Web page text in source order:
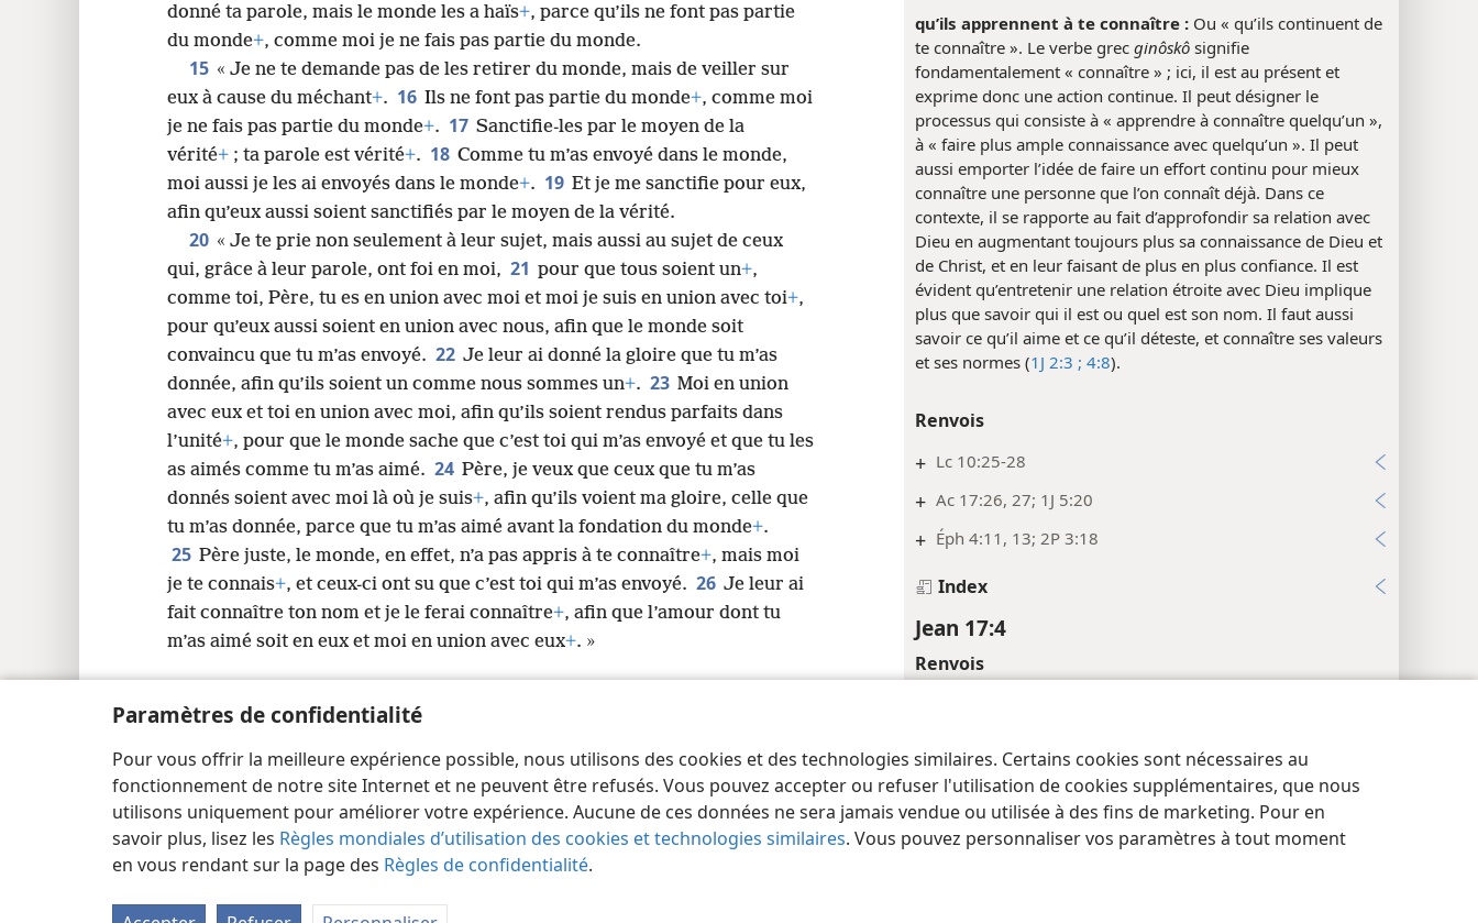
Paramètres de confidentialité
Pour vous offrir la meilleure expérience possible, nous utilisons des cookies et des technologies similaires. Certains cookies sont nécessaires au
fonctionnement de notre site Internet et ne peuvent être refusés. Vous pouvez accepter ou refuser l'utilisation de cookies supplémentaires, que nous
utilisons uniquement pour améliorer votre expérience. Aucune de ces données ne sera jamais vendue ou utilisée à des fins de marketing. Pour en
savoir plus, lisez les Règles mondiales d’utilisation des cookies et technologies similaires. Vous pouvez personnaliser vos paramètres à tout moment
en vous rendant sur la page des Règles de confidentialité.
qu’ils apprennent à te connaître : Ou « qu’ils continuent de
te connaître ». Le verbe grec ginôskô signifie
fondamentalement « connaître » ; ici, il est au présent et
exprime donc une action continue. Il peut désigner le
processus qui consiste à « apprendre à connaître quelqu’un »,
à « faire plus ample connaissance avec quelqu’un ». Il peut
aussi emporter l’idée de faire un effort continu pour mieux
connaître une personne que l’on connaît déjà. Dans ce
contexte, il se rapporte au fait d’approfondir sa relation avec
Dieu en augmentant toujours plus sa connaissance de Dieu et
de Christ, et en leur faisant de plus en plus confiance. Il est
évident qu’entretenir une relation étroite avec Dieu implique
plus que savoir qui il est ou quel est son nom. Il faut aussi
savoir ce qu’il aime et ce qu’il déteste, et connaître ses valeurs
et ses normes (1J 2:3 ; 4:8).
Renvois
+ Lc 10:25-28
+ Ac 17:26, 27; 1J 5:20
+ Éph 4:11, 13; 2P 3:18
Index
Jean 17:4
Renvois
Index
Jean 17:5
donné ta parole, mais le monde les a haïs+, parce qu’ils ne font pas partie
du monde+, comme moi je ne fais pas partie du monde.
15 « Je ne te demande pas de les retirer du monde, mais de veiller sur
eux à cause du méchant+. 16 Ils ne font pas partie du monde+, comme moi
je ne fais pas partie du monde+. 17 Sanctifie-les par le moyen de la
vérité+ ; ta parole est vérité+. 18 Comme tu m’as envoyé dans le monde,
moi aussi je les ai envoyés dans le monde+. 19 Et je me sanctifie pour eux,
afin qu’eux aussi soient sanctifiés par le moyen de la vérité.
20 « Je te prie non seulement à leur sujet, mais aussi au sujet de ceux
qui, grâce à leur parole, ont foi en moi, 21 pour que tous soient un+,
comme toi, Père, tu es en union avec moi et moi je suis en union avec toi+,
pour qu’eux aussi soient en union avec nous, afin que le monde soit
convaincu que tu m’as envoyé. 22 Je leur ai donné la gloire que tu m’as
donnée, afin qu’ils soient un comme nous sommes un+. 23 Moi en union
avec eux et toi en union avec moi, afin qu’ils soient rendus parfaits dans
l’unité+, pour que le monde sache que c’est toi qui m’as envoyé et que tu les
as aimés comme tu m’as aimé. 24 Père, je veux que ceux que tu m’as
donnés soient avec moi là où je suis+, afin qu’ils voient ma gloire, celle que
tu m’as donnée, parce que tu m’as aimé avant la fondation du monde+.
25 Père juste, le monde, en effet, n’a pas appris à te connaître+, mais moi
je te connais+, et ceux-ci ont su que c’est toi qui m’as envoyé. 26 Je leur ai
fait connaître ton nom et je le ferai connaître+, afin que l’amour dont tu
m’as aimé soit en eux et moi en union avec eux+. »
Copyright© 2026 Watch Tower Bible and Tract Society of Pennsylvania Conditions d’utilisation Règles de confidentialité Paramètres de confidentialité JW.ORG Se connecter